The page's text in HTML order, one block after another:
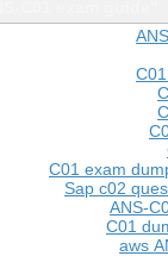
C01 exam
Sap c02
ANS-
C01
aws